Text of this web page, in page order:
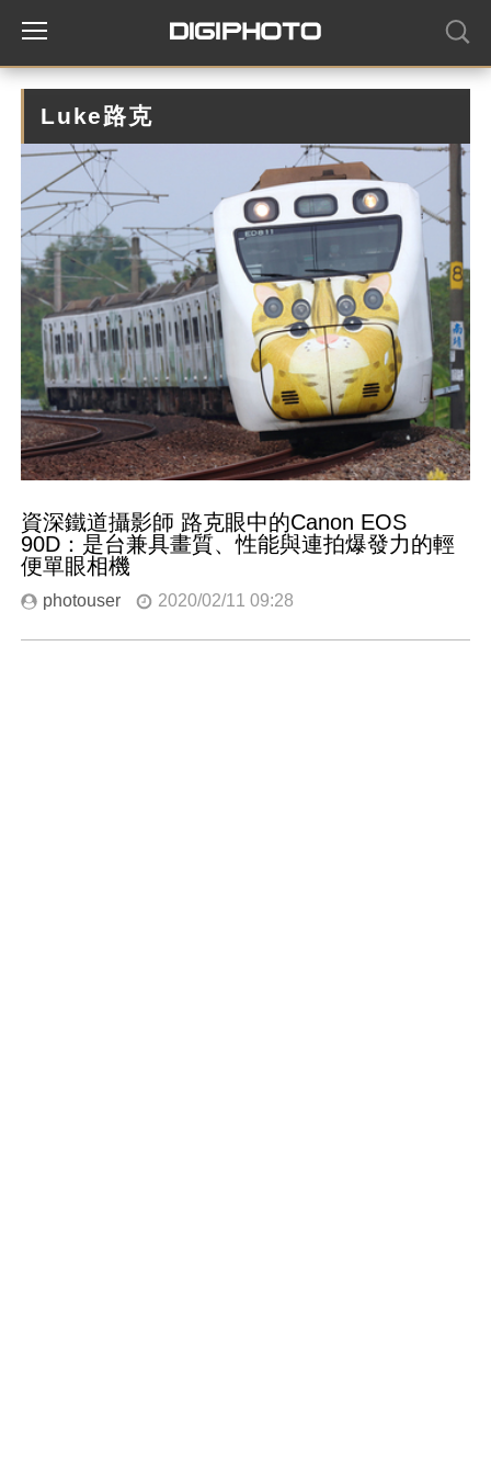
Luke路克
資深鐵道攝影師 路克眼中的Canon EOS
90D：是台兼具畫質、性能與連拍爆發力的輕
便單眼相機
photouser 2020/02/11 09:28